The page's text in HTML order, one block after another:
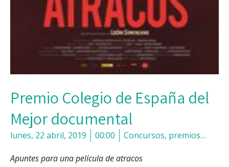
Premio Colegio de España del
Mejor documental
lunes, 22 abril, 2019 00:00 Concursos, premios…
Apuntes para una película de atracos